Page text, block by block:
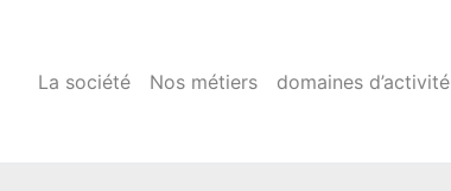
La société Nos métiers domaines d’activité